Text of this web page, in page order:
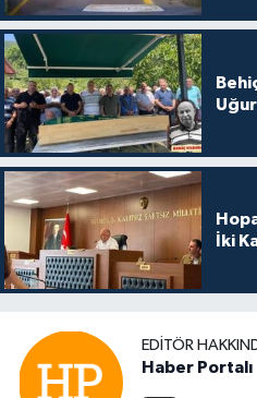
İki
EDITÖR
Haber Portalı